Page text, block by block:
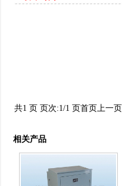
共1 页 页次:1/1 页首页上一页
相关产品